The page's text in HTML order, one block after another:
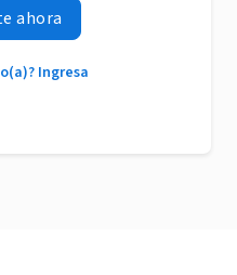
ahora
Ingresa